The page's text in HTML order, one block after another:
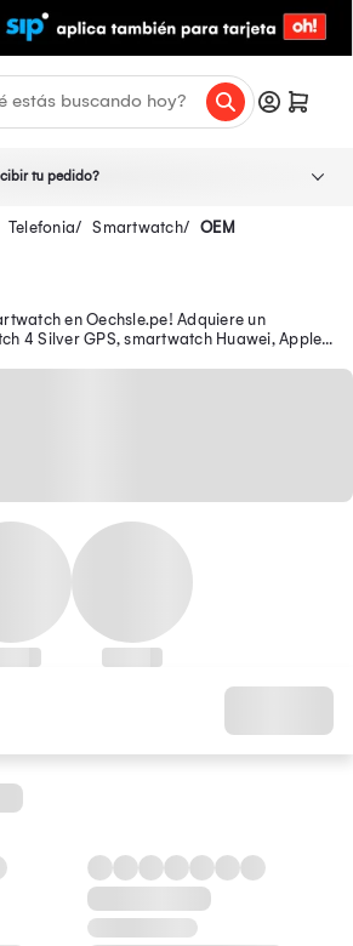
tu pedido?
Telefonia Smartwatch OEM
en Oechsle.pe! Adquiere un
4 Silver GPS, smartwatch Huawei, Apple